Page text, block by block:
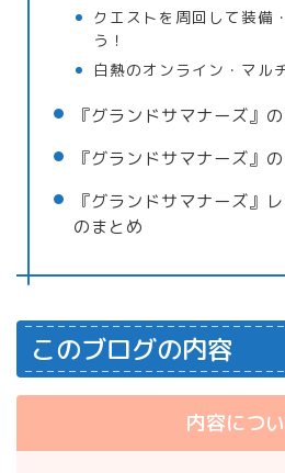
クエストを周回して装備
う！
白熱のオンライン・マル
『グランドサマナーズ』
『グランドサマナーズ』
『グランドサマナーズ』
のまとめ
このブログの内容
内容につ